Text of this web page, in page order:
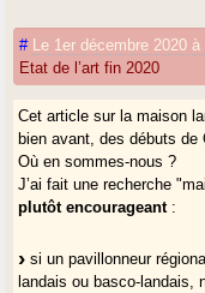
# Le 1er décembre 2020
Etat de l’art fin 2020
Cet article sur la maison
bien avant, des débuts de
Où en sommes-nous ?
J’ai fait une recherche
plutôt encourageant:
si un pavillonneur
landais ou basco-